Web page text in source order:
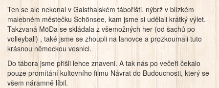
Ten se ale nekonal v Gaisthalském tábořišti, nýbrž v blízkém
malebném městečku Schönsee, kam jsme si udělali krátký výlet.
Takzvaná MöDa se skládala z všemožných her (od šachů po
volleyball) , také jsme se zhoupli na lanovce a prozkoumali tuto
krásnou německou vesnici.
Do tábora jsme přišli lehce znaveni. A tak nás po večeři čekalo
pouze promítání kultovního filmu Návrat do Budoucnosti, který se
všem náramně líbil.